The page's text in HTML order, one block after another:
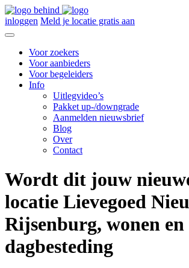
inloggen Meld je locatie gratis aan
Voor zoekers
Voor aanbieders
Voor begeleiders
Info
Uitlegvideo’s
Pakket up-/downgrade
Aanmelden nieuwsbrief
Blog
Over
Contact
Wordt dit jouw
locatie Lievegoed
Rijsenburg, wonen en
dagbesteding